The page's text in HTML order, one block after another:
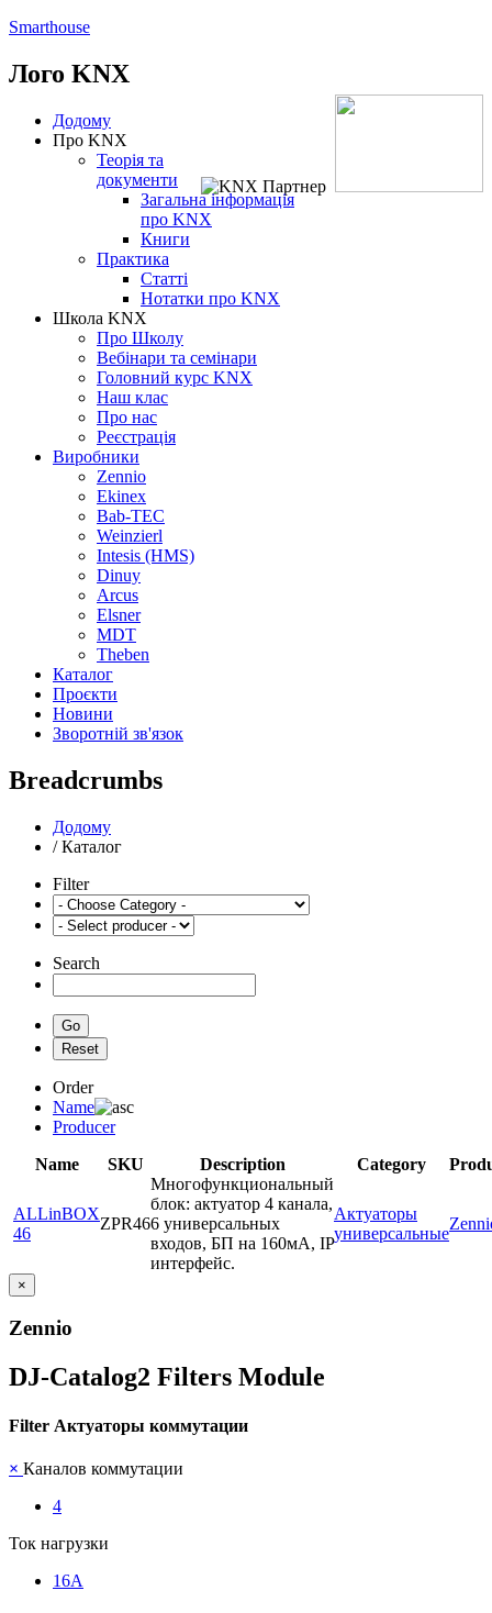
Smarthouse
Лого KNX
Додому
Про KNX
Теорія та
документи
Загальна інформація
про KNX
Книги
Практика
Статті
Нотатки про KNХ
Школа KNX
Про Школу
Вебінари та семінари
Головний курс KNX
Наш клас
Про нас
Реєстрація
Виробники
Zennio
Ekinex
Bab-TEC
Weinzierl
Intesis (HMS)
Dinuy
Arcus
Elsner
MDT
Theben
Каталог
Проєкти
Новини
Зворотній зв'язок
Breadcrumbs
Додому
/ Каталог
Filter
Search
Order
Name
Producer
Name
SKU Description Category
ALLinBOX
46
ZPR46
Многофункциональный
блок: актуатор 4 канала,
6 универсальных
входов, БП на 160мА, IP
интерфейс.
Актуаторы
универсальные
×
Zennio
DJ-Catalog2 Filters Module
Filter Актуаторы коммутации
× Каналов коммутации
4
Ток нагрузки
16А